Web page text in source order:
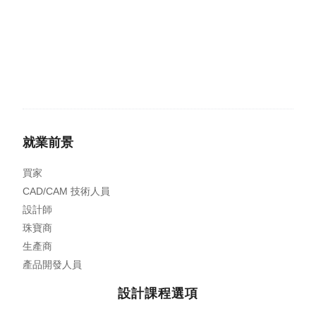
就業前景
買家
CAD/CAM 技術人員
設計師
珠寶商
生產商
產品開發人員
設計課程選項